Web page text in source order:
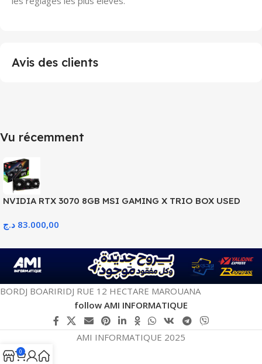
Avis des clients
Vu récemment
NVIDIA RTX 3070 8GB MSI GAMING X TRIO BOX USED
83.000,00 د.ج
BORDJ BOARIRIDJ RUE 12 HECTARE MAROUANA
follow AMI INFORMATIQUE
AMI INFORMATIQUE 2025
0